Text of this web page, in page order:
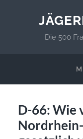
Die 500
D-66: Wie